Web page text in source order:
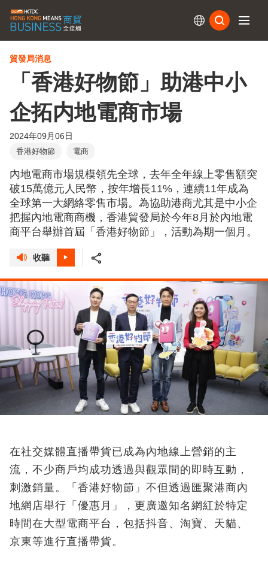
貿發局消息
「香港好物節」助港中小
企拓内地電商市場
2024年09月06日
香港好物節 電商
內地電商市場規模領先全球，去年全年線上零售額突
破15萬億元人民幣，按年增長11%，連續11年成為
全球第一大網絡零售市場。為協助港商尤其是中小企
把握內地電商商機，香港貿發局於今年8月於內地電
商平台舉辦首屆「香港好物節」，活動為期一個月。
收聽
在社交媒體直播帶貨已成為內地線上營銷的主
流，不少商戶均成功透過與觀眾間的即時互動，
刺激銷量。「香港好物節」不但透過匯聚港商內
地網店舉行「優惠月」，更廣邀知名網紅於特定
時間在大型電商平台，包括抖音、淘寶、天貓、
京東等進行直播帶貨。